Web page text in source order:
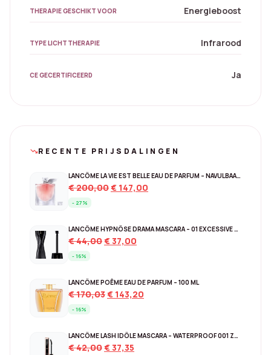
THERAPIE GESCHIKT VOOR Energieboost
TYPE LICHTTHERAPIE Infrarood
CE GECERTIFICEERD Ja
trending_downRECENTE PRIJSDALINGEN
LANCÔME LA VIE EST BELLE EAU DE PARFUM – NAVULBAAR 150 ML
€200,00Original
€ 200,00.
€ 147,00
- 27%
LANCÔME HYPNÔSE DRAMA MASCARA – 01 EXCESSIVE BLACK
€44,00Original
€ 44,00.
€37,00
- 16%
LANCÔME POÊME EAU DE PARFUM – 100 ML
€170,03Original
€ 170,03.
€ 143,20
- 16%
LANCÔME LASH IDÔLE MASCARA – WATERPROOF 001 ZWART
€42,00Original
€37,35